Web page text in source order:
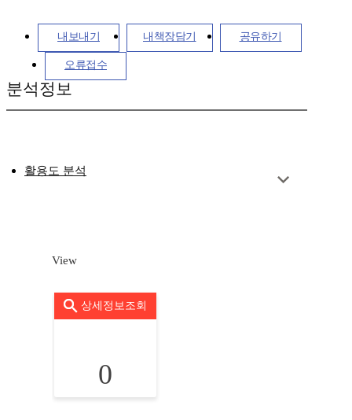
내보내기 내책장담기 공유하기
오류접수
분석정보
활용도 분석
View
상세정보조회
0